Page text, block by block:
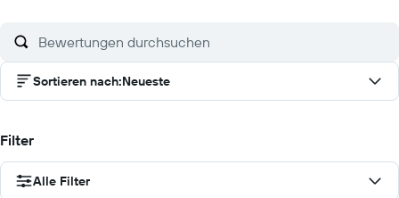
Sortieren nach:Neueste
Filter
Alle Filter